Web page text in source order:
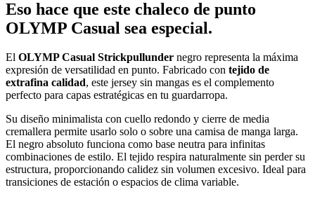
Eso hace que este chaleco de punto
OLYMP Casual sea especial.
El OLYMP Casual Strickpullunder negro representa la máxima
expresión de versatilidad en punto. Fabricado con tejido de
extrafina calidad, este jersey sin mangas es el complemento
perfecto para capas estratégicas en tu guardarropa.
Su diseño minimalista con cuello redondo y cierre de media
cremallera permite usarlo solo o sobre una camisa de manga larga.
El negro absoluto funciona como base neutra para infinitas
combinaciones de estilo. El tejido respira naturalmente sin perder su
estructura, proporcionando calidez sin volumen excesivo. Ideal para
transiciones de estación o espacios de clima variable.